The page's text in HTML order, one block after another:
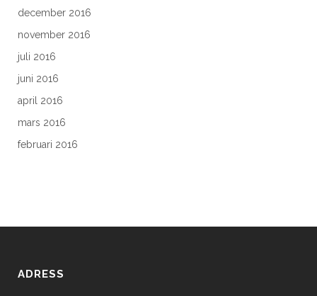
december 2016
november 2016
juli 2016
juni 2016
april 2016
mars 2016
februari 2016
ADRESS